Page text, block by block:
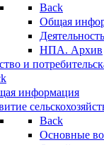
Back
Общая
НПА. Архив
и
информация
Back
Основные